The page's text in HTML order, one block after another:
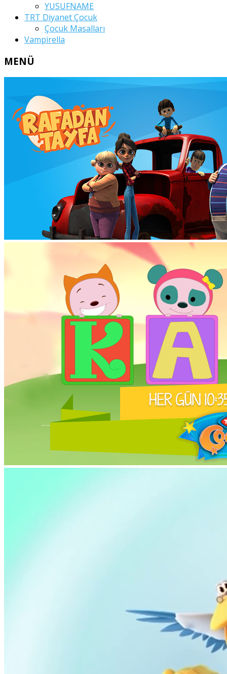
YUSUFNAME
TRT Diyanet Çocuk
Çocuk Masalları
Vampirella
MENÜ